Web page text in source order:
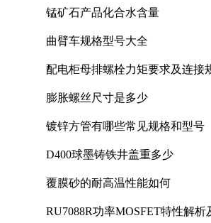
锰矿石产品化合水含量
曲臂车规格型号大全
配电柜母排螺栓力矩要求及连接
膨胀螺丝尺寸是多少
镀锌方管有哪些常见规格和型号
D400球墨铸铁井盖重多少
覆膜砂的耐高温性能如何
RU7088R功率MOSFET特性解